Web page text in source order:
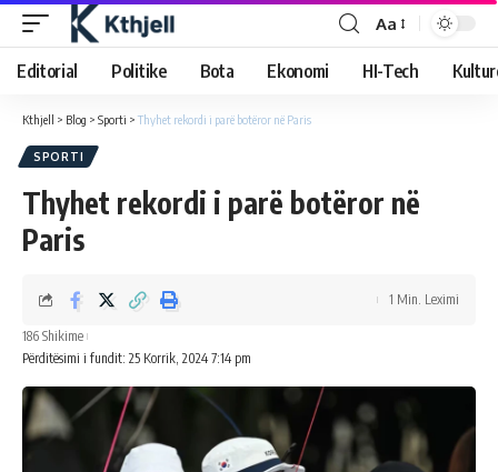
Aa
Editorial Politike Bota Ekonomi HI-Tech
Kthjell > Blog > Sporti > Thyhet rekordi i parë botëror në Paris
SPORTI
Thyhet rekordi i parë botëror në
Paris
Përditësimi i fundit: 25 Korrik, 2024 7:14 pm
186 Shikime
1 Min. Leximi